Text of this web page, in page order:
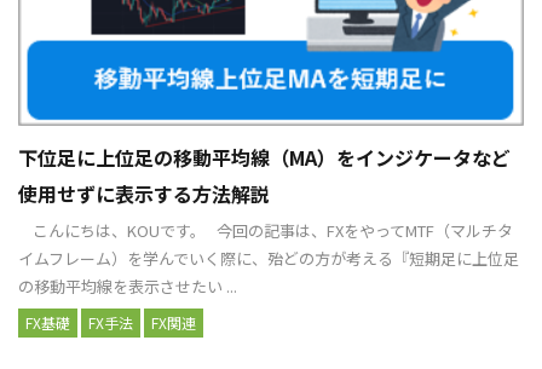
下位足に上位足の移動平均線（MA）をインジケータなど
使用せずに表示する方法解説
こんにちは、KOUです。 今回の記事は、FXをやってMTF（マルチタ
イムフレーム）を学んでいく際に、殆どの方が考える『短期足に上位足
の移動平均線を表示させたい ...
FX基礎 FX手法 FX関連